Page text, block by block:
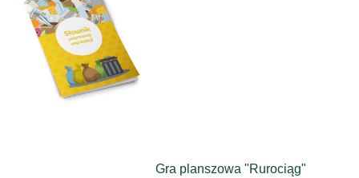
Gra planszowa "Rurociąg"